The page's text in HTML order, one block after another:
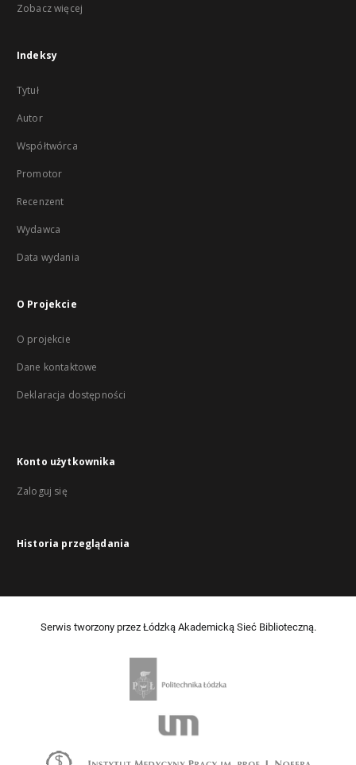
Zobacz więcej
Indeksy
Tytuł
Autor
Współtwórca
Promotor
Recenzent
Wydawca
Data wydania
O Projekcie
O projekcie
Dane kontaktowe
Deklaracja dostępności
Konto użytkownika
Zaloguj się
Historia przeglądania
Serwis tworzony przez Łódzką Akademicką Sieć Biblioteczną.